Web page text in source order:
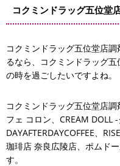
コクミンドラッグ五位堂
コクミンドラッグ五位堂店
るなら、コクミンドラッグ
の時を過ごしたいですよね。
コクミンドラッグ五位堂店
フェ コロン、CREAM DOLL
DAYAFTERDAYCOFFEE、
珈琲店 奈良広陵店、ポムド
す。
ェ コロン
DOLL -クリームドール-